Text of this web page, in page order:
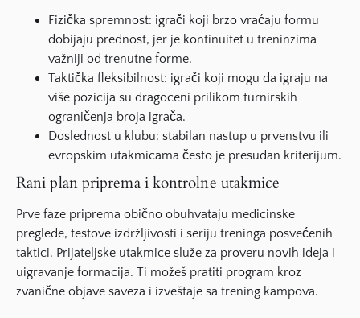
Fizička spremnost: igrači koji brzo vraćaju formu
dobijaju prednost, jer je kontinuitet u treninzima
važniji od trenutne forme.
Taktička fleksibilnost: igrači koji mogu da igraju na
više pozicija su dragoceni prilikom turnirskih
ograničenja broja igrača.
Doslednost u klubu: stabilan nastup u prvenstvu ili
evropskim utakmicama često je presudan kriterijum.
Rani plan priprema i kontrolne utakmice
Prve faze priprema obično obuhvataju medicinske
preglede, testove izdržljivosti i seriju treninga posvećenih
taktici. Prijateljske utakmice služe za proveru novih ideja i
uigravanje formacija. Ti možeš pratiti program kroz
zvanične objave saveza i izveštaje sa trening kampova.